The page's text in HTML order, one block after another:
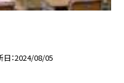
日 2024/08/05